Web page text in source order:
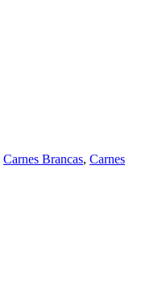
Carnes Brancas, Carnes